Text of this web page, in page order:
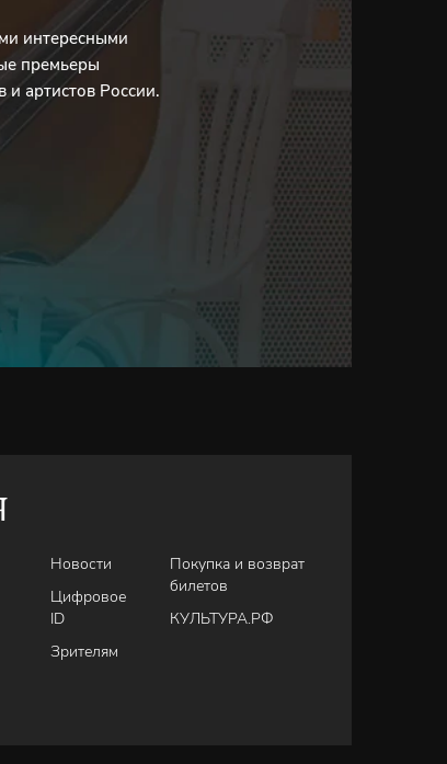
интересными
премьеры
и артистов России.
Новости
Цифровое
ID
Зрителям
Покупка и возврат
билетов
КУЛЬТУРА.РФ